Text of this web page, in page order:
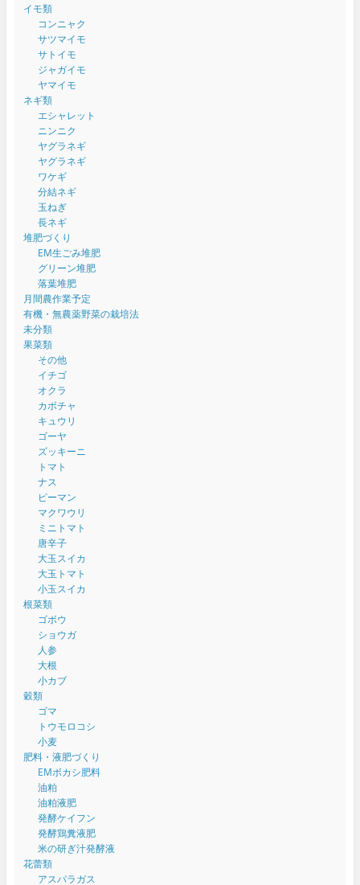
イモ類
コンニャク
サツマイモ
サトイモ
ジャガイモ
ヤマイモ
ネギ類
エシャレット
ニンニク
ヤグラネギ
ヤグラネギ
ワケギ
分結ネギ
玉ねぎ
長ネギ
堆肥づくり
EM生ごみ堆肥
グリーン堆肥
落葉堆肥
月間農作業予定
有機・無農薬野菜の栽培法
未分類
果菜類
その他
イチゴ
オクラ
カボチャ
キュウリ
ゴーヤ
ズッキーニ
トマト
ナス
ピーマン
マクワウリ
ミニトマト
唐辛子
大玉スイカ
大玉トマト
小玉スイカ
根菜類
ゴボウ
ショウガ
人参
大根
小カブ
穀類
ゴマ
トウモロコシ
小麦
肥料・液肥づくり
EMボカシ肥料
油粕
油粕液肥
発酵ケイフン
発酵鶏糞液肥
米の研ぎ汁発酵液
花蕾類
アスパラガス